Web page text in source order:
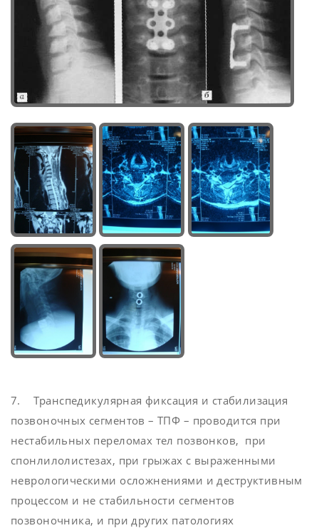
7. Транспедикулярная фиксация и стабилизация
позвоночных сегментов – ТПФ – проводится при
нестабильных переломах тел позвонков, при
спонлилолистезах, при грыжах с выраженными
неврологическими осложнениями и деструктивным
процессом и не стабильности сегментов
позвоночника, и при других патологиях